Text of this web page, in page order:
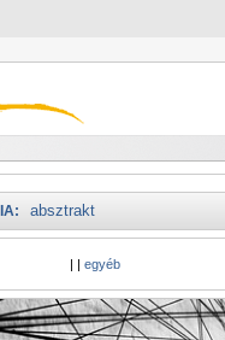
absztrakt
| | egyéb